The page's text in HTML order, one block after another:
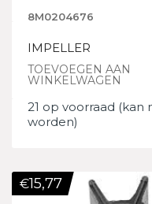
8M0204676
IMPELLER
TOEVOEGEN AAN
WINKELWAGEN
21 op voorraad (kan
worden)
€15,77